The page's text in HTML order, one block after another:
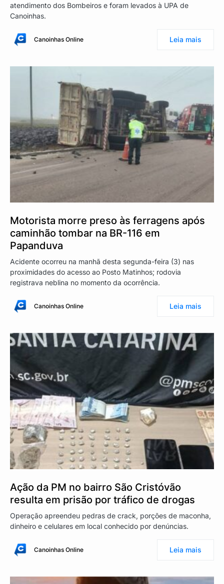
atendimento dos Bombeiros e foram levados à UPA de
Canoinhas.
Canoinhas Online Leia mais
Motorista morre preso às ferragens após
caminhão tombar na BR-116 em
Papanduva
Acidente ocorreu na manhã desta segunda-feira (3) nas
proximidades do acesso ao Posto Matinhos; rodovia
registrava neblina no momento da ocorrência.
Canoinhas Online Leia mais
Ação da PM no bairro São Cristóvão
resulta em prisão por tráfico de drogas
Operação apreendeu pedras de crack, porções de maconha,
dinheiro e celulares em local conhecido por denúncias.
Canoinhas Online Leia mais